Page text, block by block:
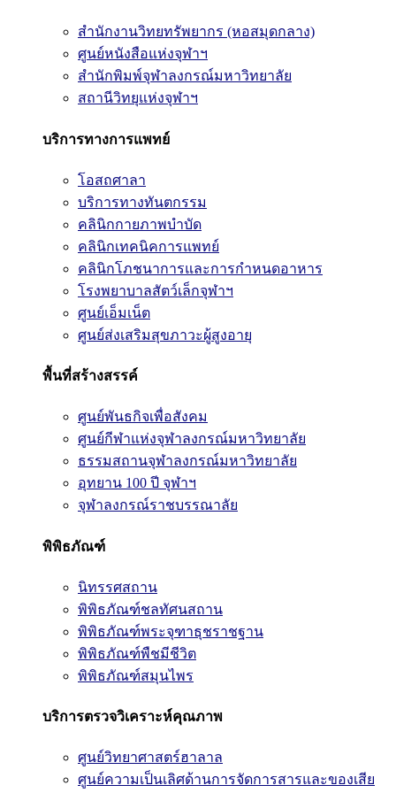
สำนักงานวิทยทรัพยากร (หอสมุดกลาง)
ศูนย์หนังสือแห่งจุฬาฯ
สำนักพิมพ์จุฬาลงกรณ์มหาวิทยาลัย
สถานีวิทยุแห่งจุฬาฯ
บริการทางการแพทย์
โอสถศาลา
บริการทางทันตกรรม
คลินิกกายภาพบำบัด
คลินิกเทคนิคการแพทย์
คลินิกโภชนาการและการกำหนดอาหาร
โรงพยาบาลสัตว์เล็กจุฬาฯ
ศูนย์เอ็มเน็ต
ศูนย์ส่งเสริมสุขภาวะผู้สูงอายุ
พื้นที่สร้างสรรค์
ศูนย์พันธกิจเพื่อสังคม
ศูนย์กีฬาแห่งจุฬาลงกรณ์มหาวิทยาลัย
ธรรมสถานจุฬาลงกรณ์มหาวิทยาลัย
อุทยาน 100 ปี จุฬาฯ
จุฬาลงกรณ์ราชบรรณาลัย
พิพิธภัณฑ์
นิทรรศสถาน
พิพิธภัณฑ์ชลทัศนสถาน
พิพิธภัณฑ์พระจุฑาธุชราชฐาน
พิพิธภัณฑ์พืชมีชีวิต
พิพิธภัณฑ์สมุนไพร
บริการตรวจวิเคราะห์คุณภาพ
ศูนย์วิทยาศาสตร์ฮาลาล
ศูนย์ความเป็นเลิศด้านการจัดการสารและของเสีย